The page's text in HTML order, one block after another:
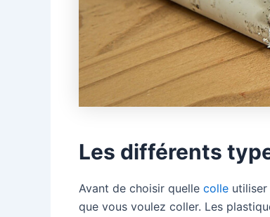
Les différents
Avant de choisir quelle colle
que vous voulez coller. Les